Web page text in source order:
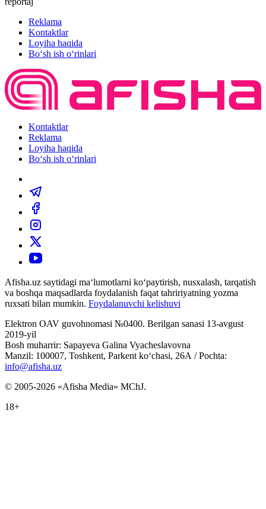
Reklama
Kontaktlar
Loyiha haqida
Bo‘sh ish o‘rinlari
Kontaktlar
Reklama
Loyiha haqida
Bo‘sh ish o‘rinlari
Afisha.uz saytidagi ma‘lumotlarni ko‘paytirish, nusxalash, tarqatish
va boshqa maqsadlarda foydalanish faqat tahririyatning yozma
ruxsati bilan mumkin. Foydalanuvchi kelishuvi
Elektron OAV guvohnomasi №0400. Berilgan sanasi 13-avgust
2019-yil
Bosh muharrir: Sapayeva Galina Vyacheslavovna
Manzil: 100007, Toshkent, Parkent ko‘chasi, 26А / Pochta:
info@afisha.uz
© 2005-2026 «Afisha Media» MChJ.
18+